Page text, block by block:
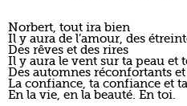
Norbert, tout ira bien
Il y aura de l’amour, des
Des rêves et des rires
Il y aura le vent sur ta peau et
Des automnes réconfortants et
La confiance, ta confiance et
En la vie, en la beauté. En toi.